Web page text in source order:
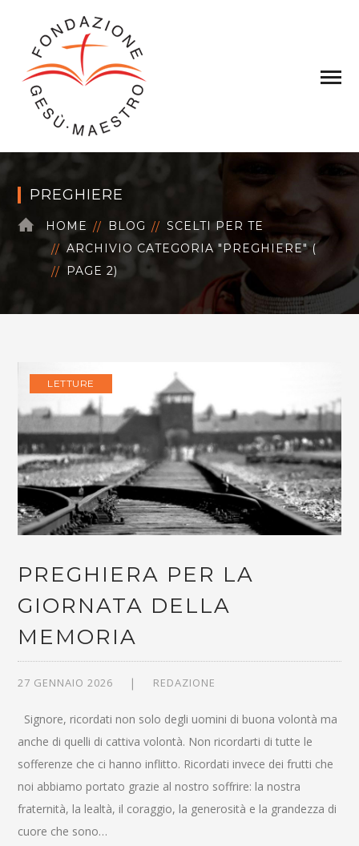
PREGHIERE
HOME BLOG
SCELTI PER TE
ARCHIVIO CATEGORIA "PREGHIERE"(
PAGE 2)
LETTURE
PREGHIERA PER LA
GIORNATA DELLA
MEMORIA
27 GENNAIO 2026 REDAZIONE
Signore, ricordati non solo degli uomini di buona volontà ma
anche di quelli di cattiva volontà. Non ricordarti di tutte le
sofferenze che ci hanno inflitto. Ricordati invece dei frutti che
noi abbiamo portato grazie al nostro soffrire: la nostra
fraternità, la lealtà, il coraggio, la generosità e la grandezza di
cuore che sono…